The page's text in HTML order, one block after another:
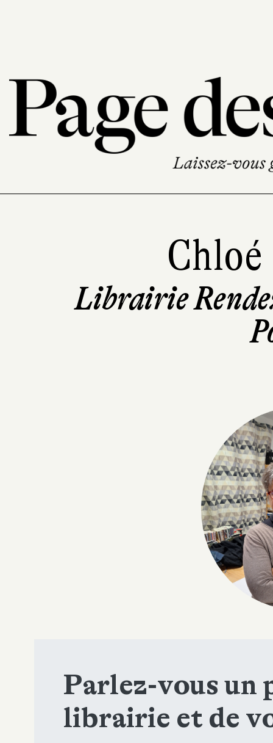
Librairie
Parlez-vous un
librairie et de